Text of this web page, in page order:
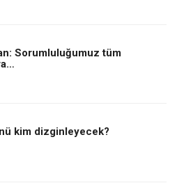
Sorumluluğumuz tüm
kim dizginleyecek?